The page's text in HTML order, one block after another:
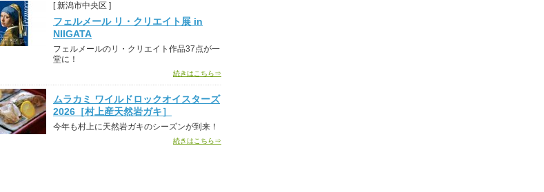
[ 新潟市中央区 ]
フェルメール リ・クリエイト展 in
NIIGATA
フェルメールのリ・クリエイト作品37点が一
堂に！
続きはこちら⇒
ムラカミ ワイルドロックオイスターズ
2026［村上産天然岩ガキ］
今年も村上に天然岩ガキのシーズンが到来！
続きはこちら⇒